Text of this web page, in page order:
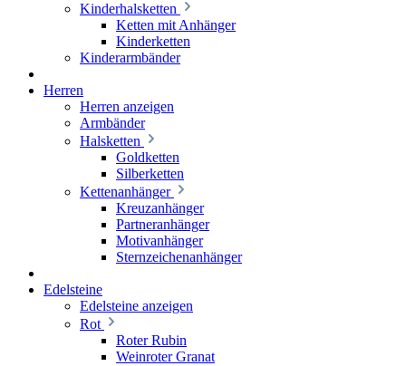
Kinderhalsketten
Ketten mit Anhänger
Kinderketten
Kinderarmbänder
Herren
Herren anzeigen
Armbänder
Halsketten
Goldketten
Silberketten
Kettenanhänger
Kreuzanhänger
Partneranhänger
Motivanhänger
Sternzeichenanhänger
Edelsteine
Edelsteine anzeigen
Rot
Roter Rubin
Weinroter Granat